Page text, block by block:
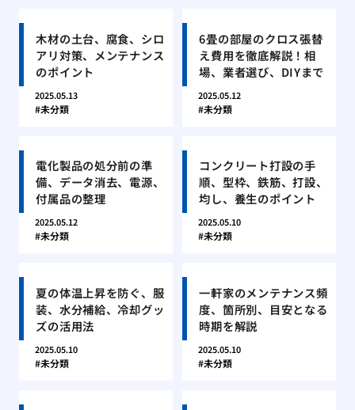
木材の土台、腐食、シロ
アリ対策、メンテナンス
のポイント
2025.05.13
未分類
6畳の部屋のクロス張替
え費用を徹底解説！相
場、業者選び、DIYまで
2025.05.12
未分類
電化製品の処分前の準
備、データ消去、電源、
付属品の整理
2025.05.12
未分類
コンクリート打設の手
順、型枠、鉄筋、打設、
均し、養生のポイント
2025.05.10
未分類
夏の体温上昇を防ぐ、服
装、水分補給、冷却グッ
ズの活用法
2025.05.10
未分類
一軒家のメンテナンス頻
度、箇所別、目安となる
時期を解説
2025.05.10
未分類